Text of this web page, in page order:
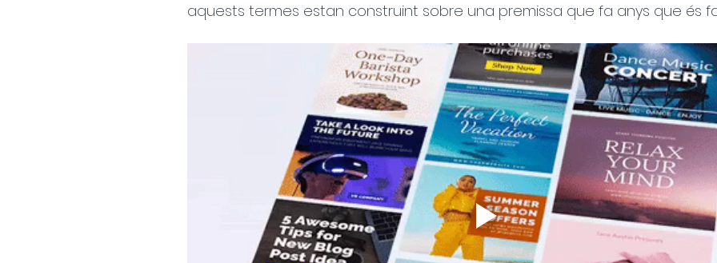
aquests termes estan construint sobre una premissa que fa anys que és